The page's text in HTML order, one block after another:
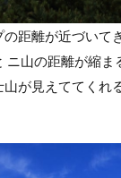
の距離が近づいて
ニ山の距離が縮ま
山が見えててくれ